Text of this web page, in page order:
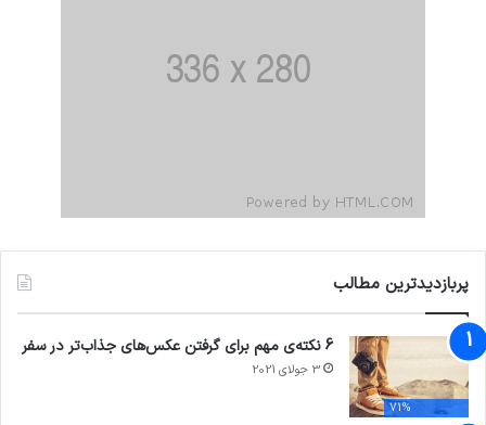
پربازدیدترین مطالب
71%
6 نکته‌ی مهم برای گرفتن عکس‌های جذاب‌تر در سفر
3 جولای 2021